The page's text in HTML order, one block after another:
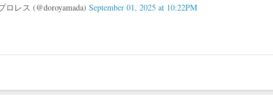
レス (@doroyamada)September 01, 2025 at 10:22PM